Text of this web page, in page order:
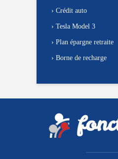
› Crédit auto
› Tesla Model 3
› Plan épargne retraite
› Borne de recharge